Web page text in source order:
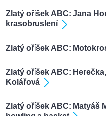
Zlatý oříšek ABC: Jana
krasobruslení
Zlatý oříšek ABC:
Zlatý oříšek ABC:
Kolářová
Zlatý oříšek ABC: Matyáš